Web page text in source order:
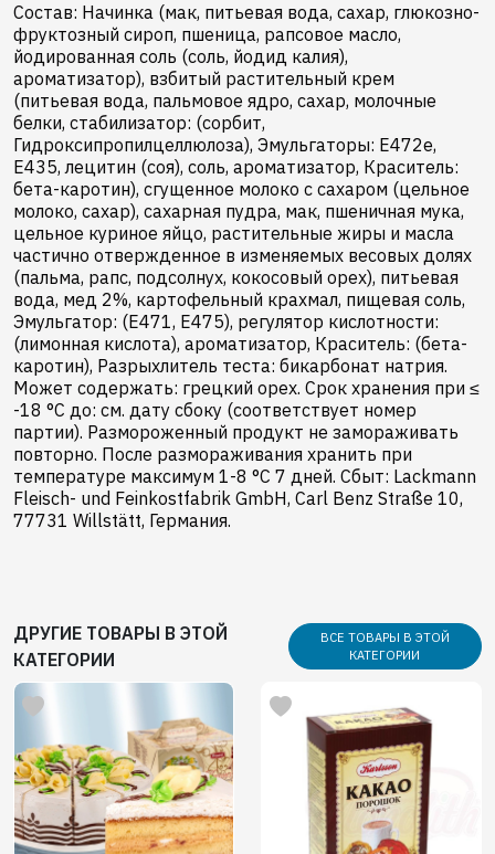
Состав: Начинка (мак, питьевая вода, сахар, глюкозно-
фруктозный сироп, пшеница, рапсовое масло,
йодированная соль (соль, йодид калия),
ароматизатор), взбитый растительный крем
(питьевая вода, пальмовое ядро, сахар, молочные
белки, cтабилизатор: (сорбит,
Гидроксипропилцеллюлоза), Эмульгаторы: E472e,
E435, лецитин (соя), соль, ароматизатор, Краситель:
бета-каротин), сгущенное молоко с сахаром (цельное
молоко, сахар), сахарная пудра, мак, пшеничная мука,
цельное куриное яйцо, растительные жиры и масла
частично отвержденное в изменяемых весовых долях
(пальма, рапс, подсолнух, кокосовый орех), питьевая
вода, мед 2%, картофельный крахмал, пищевая соль,
Эмульгатор: (E471, E475), pегулятор кислотности:
(лимонная кислота), ароматизатор, Краситель: (бета-
каротин), Разрыхлитель теста: бикарбонат натрия.
Может содержать: грецкий орех. Срок хранения при ≤
-18 °C до: см. дату сбоку (соответствует номер
партии). Размороженный продукт не замораживать
повторно. После размораживания хранить при
температуре максимум 1-8 °C 7 дней. Сбыт: Lackmann
Fleisch- und Feinkostfabrik GmbH, Carl Benz Straße 10,
77731 Willstätt, Германия.
ДРУГИЕ ТОВАРЫ В ЭТОЙ
КАТЕГОРИИ
ВСЕ ТОВАРЫ В ЭТОЙ
КАТЕГОРИИ